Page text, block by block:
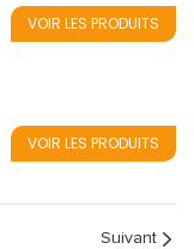
VOIR LES PRODUITS
VOIR LES PRODUITS
Suivant